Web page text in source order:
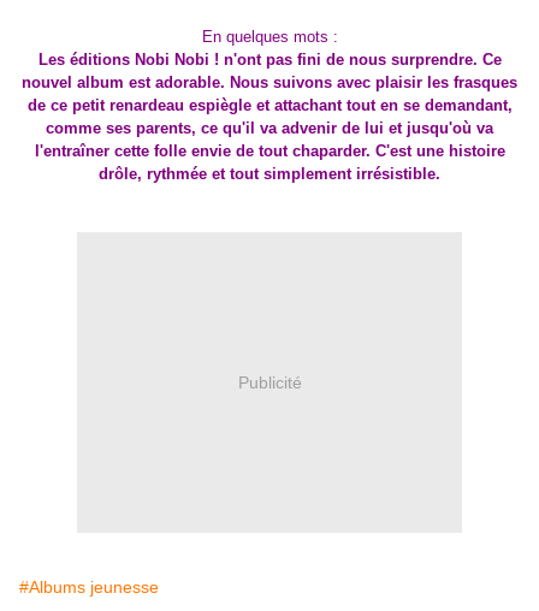
En quelques mots :
Les éditions Nobi Nobi ! n'ont pas fini de nous surprendre. Ce
nouvel album est adorable. Nous suivons avec plaisir les frasques
de ce petit renardeau espiègle et attachant tout en se demandant,
comme ses parents, ce qu'il va advenir de lui et jusqu'où va
l'entraîner cette folle envie de tout chaparder. C'est une histoire
drôle, rythmée et tout simplement irrésistible.
Publicité
#Albums jeunesse